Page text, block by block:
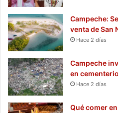
Campeche:
venta de San
Hace 2 días
Campeche
en cementerio
Hace 2 días
Qué comer